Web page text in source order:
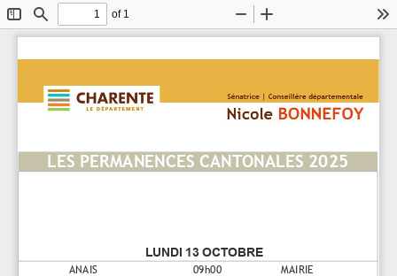
Toggle
Sidebar
Find
of 1
Zoom
Out
In
LES PERMANENCES CANTONALES 2025
LUNDI 13 OCTOBRE
ANAIS                             09h00                  MAIRIE